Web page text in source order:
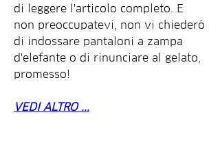
di leggere l'articolo completo. E
non preoccupatevi, non vi chiederò
di indossare pantaloni a zampa
d'elefante o di rinunciare al gelato,
promesso!
VEDI ALTRO ...